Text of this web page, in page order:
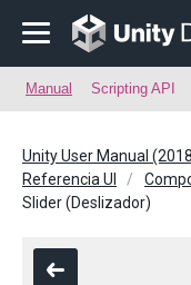
Manual Scripting API
Unity User Manual
Referencia UI
Slider (Deslizador)